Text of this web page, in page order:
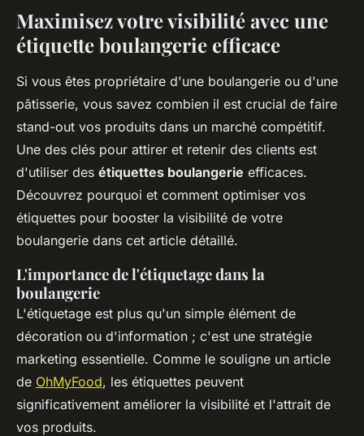
Maximisez votre visibilité avec
une étiquette boulangerie
efficace
Joseph 12 décembre 2024 5 min de lecture
Maximisez votre visibilité avec une
étiquette boulangerie efficace
Si vous êtes propriétaire d'une boulangerie ou d'une
pâtisserie, vous savez combien il est crucial de faire
stand-out vos produits dans un marché compétitif.
Une des clés pour attirer et retenir des clients est
d'utiliser des étiquettes boulangerie efficaces.
Découvrez pourquoi et comment optimiser vos
étiquettes pour booster la visibilité de votre
boulangerie dans cet article détaillé.
L'importance de l'étiquetage dans la
boulangerie
L'étiquetage est plus qu'un simple élément de
décoration ou d'information ; c'est une stratégie
marketing essentielle. Comme le souligne un article
de OhMyFood, les étiquettes peuvent
significativement améliorer la visibilité et l'attrait de
vos produits.